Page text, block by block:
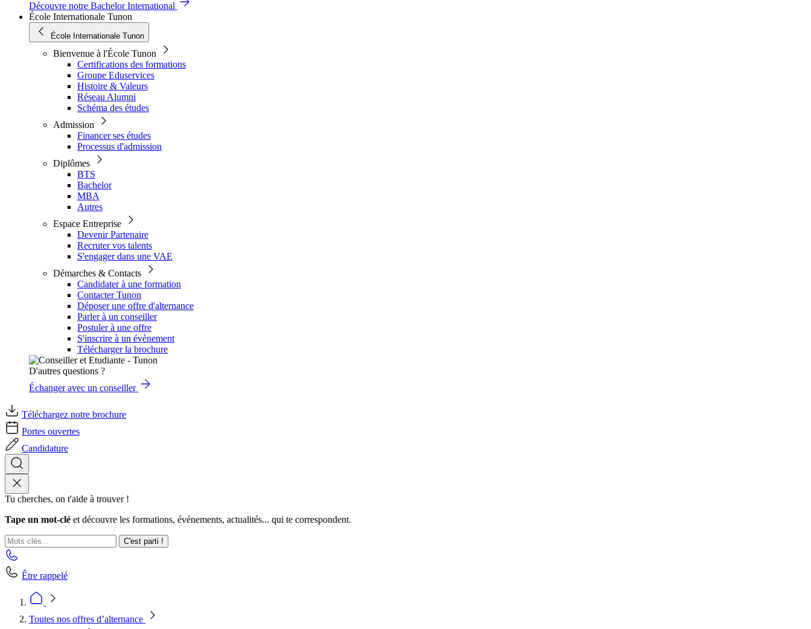
Découvre notre Bachelor International
École Internationale Tunon
École Internationale Tunon
Bienvenue à l'École Tunon
Certifications des formations
Groupe Eduservices
Histoire & Valeurs
Réseau Alumni
Schéma des études
Admission
Financer ses études
Processus d'admission
Diplômes
BTS
Bachelor
MBA
Autres
Espace Entreprise
Devenir Partenaire
Recruter vos talents
S'engager dans une VAE
Démarches & Contacts
Candidater à une formation
Contacter Tunon
Déposer une offre d'alternance
Parler à un conseiller
Postuler à une offre
S'inscrire à un évènement
Télécharger la brochure
D'autres questions ?
Échanger avec un conseiller
Téléchargez notre brochure
Portes ouvertes
Candidature
Tu cherches, on t'aide à trouver !
Tape un mot-clé et découvre les formations, événements, actualités... qui te correspondent.
C'est parti !
Être rappelé
Toutes nos offres d’alternance